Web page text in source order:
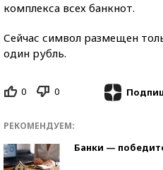
комплекса всех банкнот.
Сейчас символ размещен
один рубль.
0 0
РЕКОМЕНДУЕМ:
Банки —